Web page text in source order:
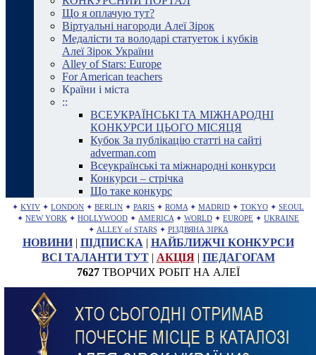
Що я оплачую тут?
Віртуальні нагороди Алеї Зірок
Медалісти та володарі статуеток і кубків
Алеї Зірок України
Alley of Stars: Europe
For American teachers
Країни і міста
::
ВСЕУКРАЇНСЬКІ ТА МІЖНАРОДНІ
КОНКУРСИ ЦЬОГО МІСЯЦЯ
Кубок За публікацію статті на сайті
adverman.com
Всеукраїнські та міжнародні конкурси
Конкурси – стрічка
Що таке конкурс
✦ KYIV ✦ LONDON ✦ BERLIN ✦ PARIS ✦ ROMA ✦ MADRID ✦ TOKYO ✦ SEOUL
✦ NEW YORK ✦ HOLLYWOOD ✦ AMERICA ✦ WORLD ✦ EUROPE ✦ UKRAINE
✦ ALLEY of STARS ✦ РІЗДВЯНА ЗІРКА
НОВИНИ| ПІДПИСКА | НАЙБЛИЖЧІ КОНКУРСИ
ВСІ ТАЛАНТИ ТУТ| АКЦІЯ| ПЕДАГОГАМ
7627ТВОРЧИХ РОБІТ НА АЛЕЇ